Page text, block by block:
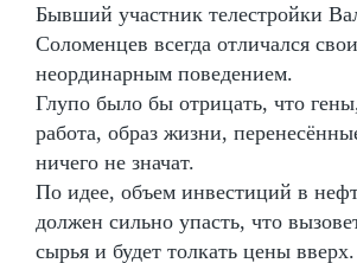
Бывший участник телестройки
Соломенцев всегда отличался
неординарным поведением.
Глупо было бы отрицать, что
работа, образ жизни,
ничего не значат.
По идее, объем инвестиций в
должен сильно упасть, что
сырья и будет толкать цены